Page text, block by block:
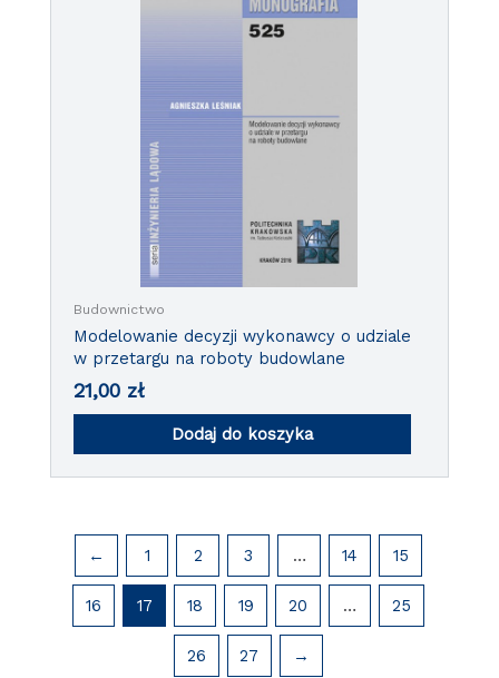
Budownictwo
Modelowanie decyzji wykonawcy o udziale
w przetargu na roboty budowlane
21,00 zł
Dodaj do koszyka
← 1 2 3 … 14 15
16 17 18 19 20 … 25
26 27 →